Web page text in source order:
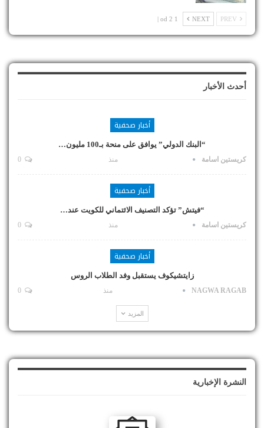
NEXT
1 od 2 |
أحدث الأخبار
أخبار صحفية
“البنك الدولي” يوافق على منحة بـ100 مليون…
كريستين اسامة منذ
أخبار صحفية
“فيتش” تؤكد التصنيف الائتماني للكويت عند…
كريستين اسامة منذ
أخبار صحفية
زايتشيكوف يستقبل وفد الطلاب الروس
NAGWA RAGAB منذ
المزيد
النشرة الإخبارية